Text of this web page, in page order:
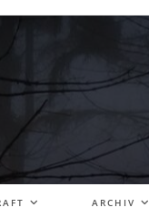
ARCHIV